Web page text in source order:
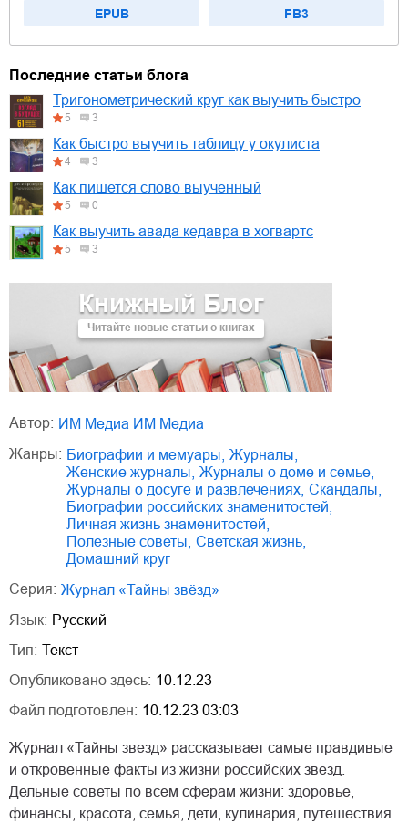
EPUB FB3
Книжный Блог
Читайте новые статьи о книгах
Последние статьи блога
Тригонометрический круг как выучить быстро
5 3
Как быстро выучить таблицу у окулиста
4 3
Как пишется слово выученный
5 0
Как выучить авада кедавра в хогвартс
5 3
Автор:
ИМ Медиа ИМ Медиа
Жанры:
биографии и мемуары журналы
женские журналы
журналы о доме и семье
журналы о досуге и развлечениях
скандалы
биографии российских знаменитостей
личная жизнь знаменитостей
полезные советы
светская жизнь
домашний круг
Серия:
Журнал «Тайны звёзд»
Язык: Русский
Тип: Текст
Опубликовано здесь: 10.12.23
Файл подготовлен: 10.12.23 03:03
Журнал «Тайны звезд» рассказывает самые правдивые
и откровенные факты из жизни российских звезд.
Дельные советы по всем сферам жизни: здоровье,
финансы, красота, семья, дети, кулинария, путешествия.